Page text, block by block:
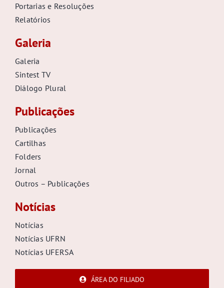
Portarias e Resoluções
Relatórios
Galeria
Galeria
Sintest TV
Diálogo Plural
Publicações
Publicações
Cartilhas
Folders
Jornal
Outros – Publicações
Notícias
Notícias
Notícias UFRN
Notícias UFERSA
ÁREA DO FILIADO